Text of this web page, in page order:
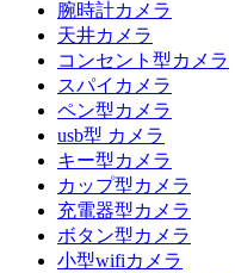
腕時計カメラ
天井カメラ
コンセント型カメラ
スパイカメラ
ペン型カメラ
usb型 カメラ
キー型カメラ
カップ型カメラ
充電器型カメラ
ボタン型カメラ
小型wifiカメラ